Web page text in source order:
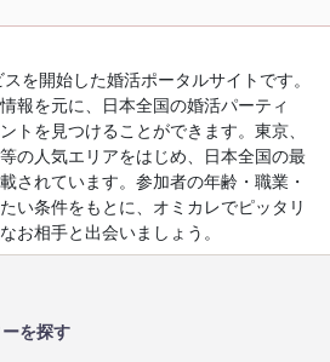
を開始した婚活ポータルサイトです。
報を元に、日本全国の婚活パーティ
トを見つけることができます。東京、
の人気エリアをはじめ、日本全国の最
されています。参加者の年齢・職業・
い条件をもとに、オミカレでピッタリ
お相手と出会いましょう。
を探す